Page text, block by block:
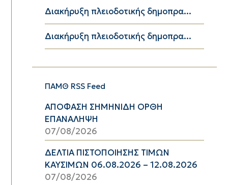
Διακήρυξη πλειοδοτικής δημοπρα...
Διακήρυξη πλειοδοτικής δημοπρα...
ΠΑΜΘ RSS Feed
ΑΠΟΦΑΣΗ ΣΗΜΗΝΙΔΗ ΟΡΘΗ
ΕΠΑΝΑΛΗΨΗ
07/08/2026
ΔΕΛΤΙΑ ΠΙΣΤΟΠΟΙΗΣΗΣ ΤΙΜΩΝ
ΚΑΥΣΙΜΩΝ 06.08.2026 – 12.08.2026
07/08/2026